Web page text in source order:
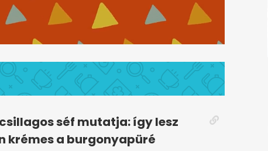
séf mutatja: így lesz
krémes a burgonyapüré